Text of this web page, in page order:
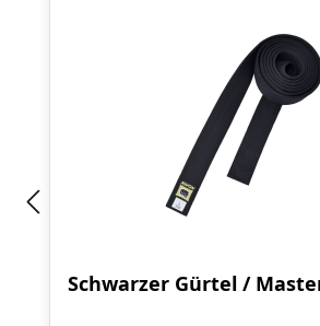
Schwarzer Gürtel /